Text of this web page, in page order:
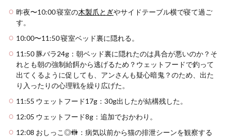
昨夜〜10:00 寝室の木製爪とぎやサイドテーブル横で寝て過ご
す。
10:00〜11:50 寝室ベッド裏に隠れる。
11:50 豚バラ24g：朝ベッド裏に隠れたのは具合が悪いのか？そ
れとも朝の強制給餌から逃げるため？ウェットフードで釣って
出てくるように促しても、アンさんも疑心暗鬼？のため、出た
り入ったりの心理戦を繰り広げた。
11:55 ウェットフード17g：30g出したが結構残した。
12:05 ウェットフード8g：追加でおかわり。
12:08 おしっこ◎🚻：病気以前から猫の排泄シーンを観察する